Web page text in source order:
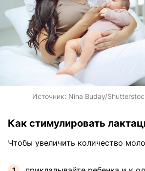
Источник: Nina Buday/
Как стимулировать
Чтобы увеличить количество